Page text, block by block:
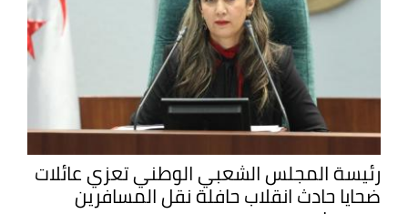
رئيسة المجلس الشعبي الوطني تعزي عائلات
ضحايا حادث انقلاب حافلة نقل المسافرين